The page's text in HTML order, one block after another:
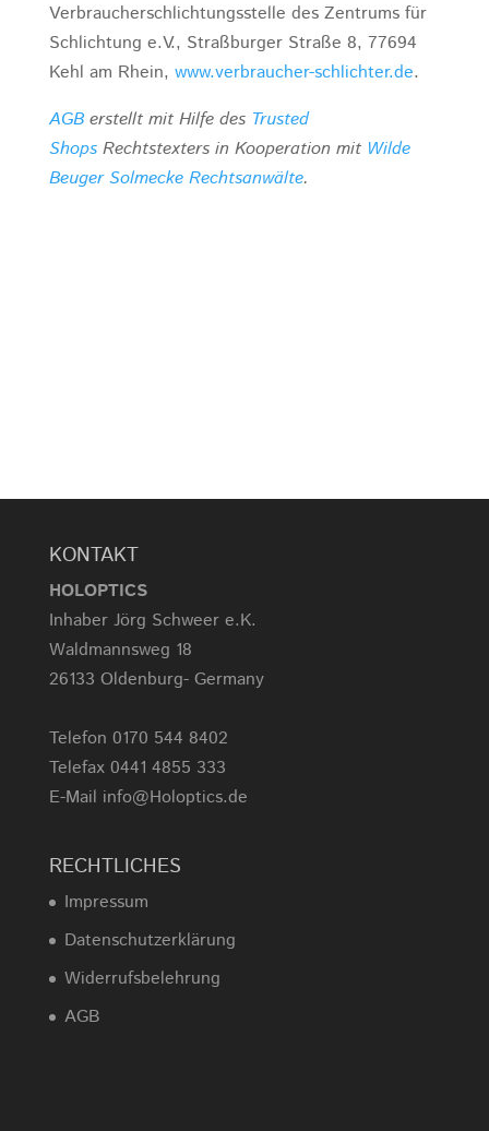
Verbraucherschlichtungsstelle des Zentrums für
Schlichtung e.V., Straßburger Straße 8, 77694
Kehl am Rhein, www.verbraucher-schlichter.de.
AGBerstellt mit Hilfe des Trusted
ShopsRechtstexters in Kooperation mit Wilde
Beuger Solmecke Rechtsanwälte.
KONTAKT
HOLOPTICS
Inhaber Jörg Schweer e.K.
Waldmannsweg 18
26133 Oldenburg- Germany
Telefon 0170 544 8402
Telefax 0441 4855 333
E-Mail info@Holoptics.de
RECHTLICHES
Impressum
Datenschutzerklärung
Widerrufsbelehrung
AGB